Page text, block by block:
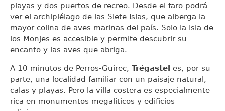
playas y dos puertos de recreo. Desde el faro podrá
ver el archipiélago de las Siete Islas, que alberga la
mayor colina de aves marinas del país. Solo la Isla de
los Monjes es accesible y permite descubrir su
encanto y las aves que abriga.
A 10 minutos de Perros-Guirec, Trégastel es, por su
parte, una localidad familiar con un paisaje natural,
calas y playas. Pero la villa costera es especialmente
rica en monumentos megalíticos y edificios